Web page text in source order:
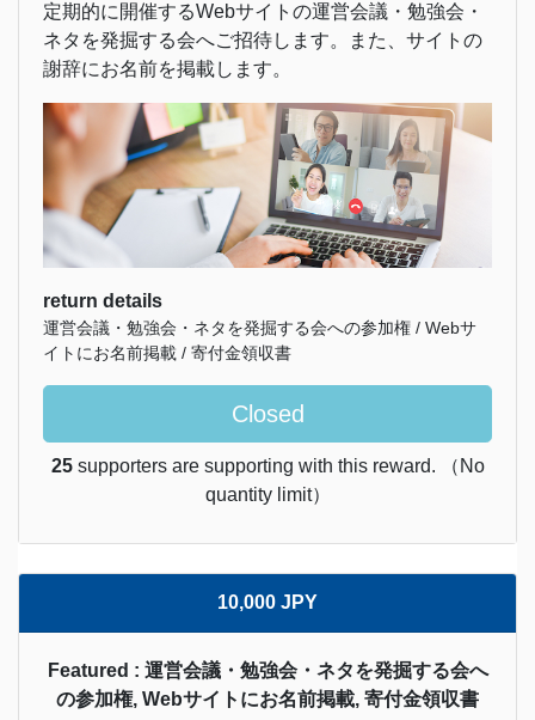
定期的に開催するWebサイトの運営会議・勉強会・
ネタを発掘する会へご招待します。また、サイトの
謝辞にお名前を掲載します。
return details
運営会議・勉強会・ネタを発掘する会への参加権 / Webサ
イトにお名前掲載 / 寄付金領収書
Closed
25supporters are supporting with this reward. （No
quantity limit）
10,000 JPY
Featured : 運営会議・勉強会・ネタを発掘する会へ
の参加権, Webサイトにお名前掲載, 寄付金領収書